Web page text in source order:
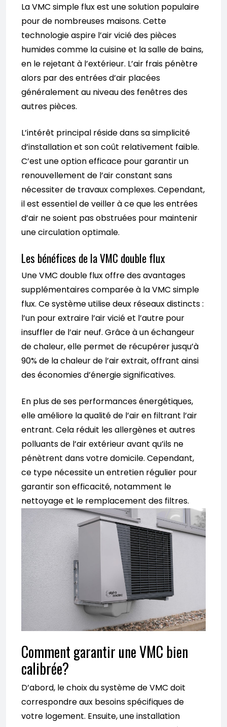
La VMC simple flux est une solution populaire
pour de nombreuses maisons. Cette
technologie aspire l’air vicié des pièces
humides comme la cuisine et la salle de bains,
en le rejetant à l’extérieur. L’air frais pénètre
alors par des entrées d’air placées
généralement au niveau des fenêtres des
autres pièces.
L’intérêt principal réside dans sa simplicité
d’installation et son coût relativement faible.
C’est une option efficace pour garantir un
renouvellement de l’air constant sans
nécessiter de travaux complexes. Cependant,
il est essentiel de veiller à ce que les entrées
d’air ne soient pas obstruées pour maintenir
une circulation optimale.
Les bénéfices de la VMC double flux
Une VMC double flux offre des avantages
supplémentaires comparée à la VMC simple
flux. Ce système utilise deux réseaux distincts :
l’un pour extraire l’air vicié et l’autre pour
insuffler de l’air neuf. Grâce à un échangeur
de chaleur, elle permet de récupérer jusqu’à
90% de la chaleur de l’air extrait, offrant ainsi
des économies d’énergie significatives.
En plus de ses performances énergétiques,
elle améliore la qualité de l’air en filtrant l’air
entrant. Cela réduit les allergènes et autres
polluants de l’air extérieur avant qu’ils ne
pénètrent dans votre domicile. Cependant,
ce type nécessite un entretien régulier pour
garantir son efficacité, notamment le
nettoyage et le remplacement des filtres.
Comment garantir une VMC bien
calibrée?
D’abord, le choix du système de VMC doit
correspondre aux besoins spécifiques de
votre logement. Ensuite, une installation